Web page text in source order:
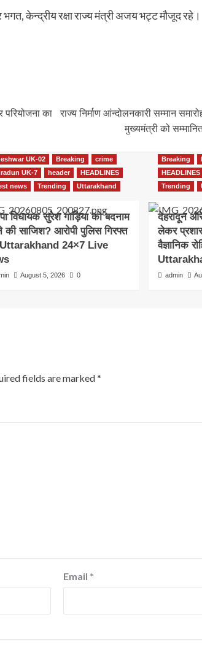
केन्द्रीय रक्षा राज्य मंत्री अजय भट्ट मौजूद रहे।
परियोजना का
राज्य निर्माण आंन्दोलनकारी सम्मान
मुख्यमंत्री को
UK-02 Breaking
crime
UK-7
header
HEADLINES
news
Trending Uttarakhand
विधायक सुरेश गाड़िया को बदनाम
की साजिश? आरोपी पुलिस गिरफ्त
24×7 Live
August 5, 2026 0
Breaking
HEADLINES
Trending
देहरादून
लेकर
वैज्ञानिक
admin
fields are marked*
Email *